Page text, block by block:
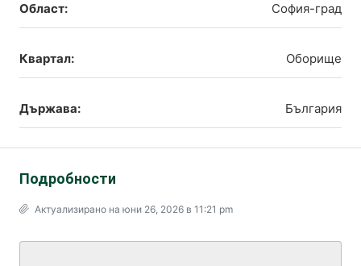
Област: София-град
Квартал: Оборище
Държава: България
Подробности
Актуализирано на юни 26, 2026 в 11:21 pm